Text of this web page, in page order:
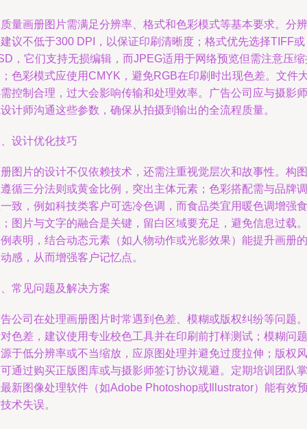
量画册图片需满足分辨率、格式和色彩模式等基本要求。分辨
议不低于300 DPI，以保证印刷清晰度；格式优先选择TIFF或
，它们支持无损编辑，而JPEG适用于网络预览但需注意压缩
色彩模式应使用CMYK，避免RGB在印刷时出现色差。文件
控制合理，过大会影响传输和处理效率。广告公司应与摄影师
计师沟通这些参数，确保从拍摄到输出的全流程质量。
设计优化技巧
图片的设计不仅依赖技术，还需注重视觉层次和故事性。构图
循三分法则或黄金比例，突出主体元素；色彩搭配需与品牌调
致，例如科技类客户可选冷色调，而食品类宜用暖色调增强食
图片与文字的融合是关键，留白区域要充足，避免信息过载。
表明，结合动态元素（如人物动作或光影效果）能提升画册的
感，从而增强客户记忆点。
常见问题及解决方案
公司在处理画册图片时常遇到色差、模糊或版权纠纷等问题。
色差，建议使用专业校色工具并在印刷前打样测试；模糊问题
于低分辨率或不当缩放，应原图处理并避免过度拉伸；版权风
通过购买正版图库或与摄影师签订协议规避。定期培训团队掌
新图像处理软件（如Adobe Photoshop或Illustrator）能有效
术失误。